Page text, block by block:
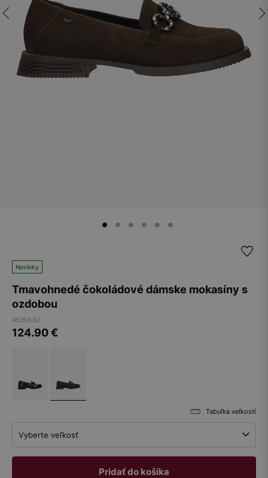
Novinky
Tmavohnedé čokoládové dámske mokasíny s
ozdobou
46353-62
124.90€
Tabuľka veľkostí
Vyberte veľkosť
Pridať do košíka